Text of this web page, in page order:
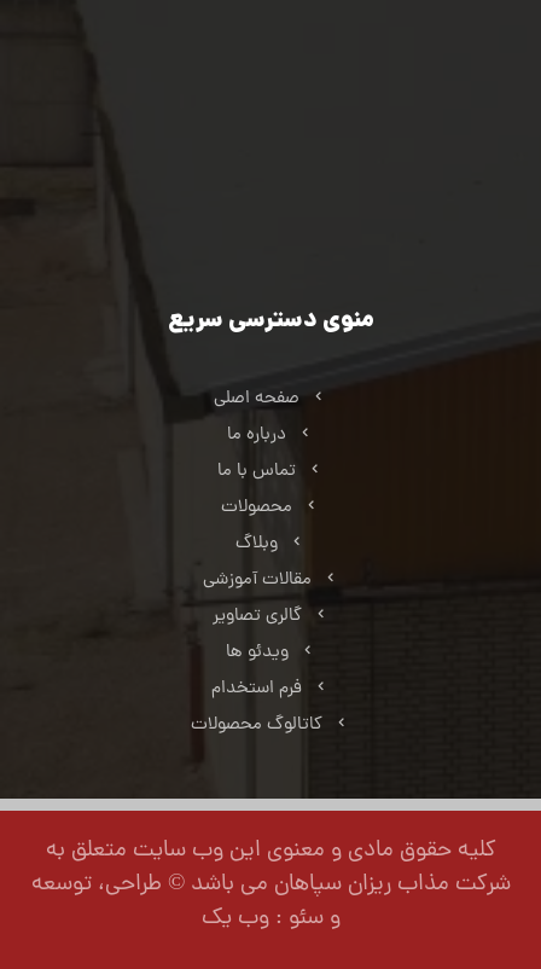
منوی دسترسی سریع
صفحه اصلی
درباره ما
تماس با ما
محصولات
وبلاگ
مقالات آموزشی
گالری تصاویر
ویدئو ها
فرم استخدام
کاتالوگ محصولات
کلیه حقوق مادی و معنوی این وب سایت متعلق به
شرکت مذاب ریزان سپاهان می باشد © طراحی، توسعه
و سئو : وب یک